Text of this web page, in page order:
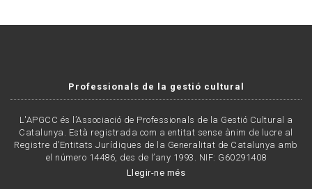
Professionals de la gestió cultural
L'APGCC és l’Associació de Professionals de la Gestió Cultural a
Catalunya. Està registrada com a entitat sense ànim de lucre al
Registre d’Entitats Jurídiques de la Generalitat de Catalunya amb
el número 14486, des de l’any 1993. NIF: G60291408
Llegir-ne més